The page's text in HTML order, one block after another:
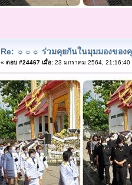
Re: ☼☼☼ ร่วมคุยกันในมุมมองของ
« ตอบ #24467 เมื่อ:23 มกราคม 2564, 21:16:40